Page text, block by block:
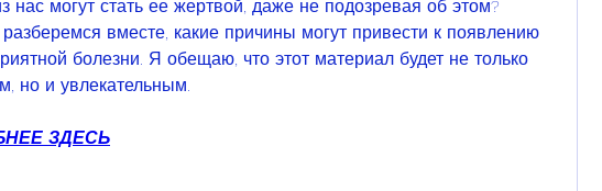
нас могут стать ее жертвой, даже не подозревая об этом?
вместе, какие причины могут привести к появлению
болезни. Я обещаю, что этот материал будет не только
но и увлекательным.
ЗДЕСЬ